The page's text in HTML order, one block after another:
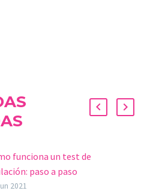
funciona un test de
paso a paso
de ovulación sirve
2021